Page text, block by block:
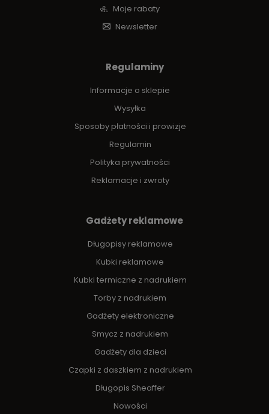
Moje rabaty
Newsletter
Regulaminy
Informacje o sklepie
Wysyłka
Sposoby płatności i prowizje
Regulamin
Polityka prywatności
Reklamacje i zwroty
Gadżety reklamowe
Długopisy reklamowe
Kubki reklamowe
Kubki termiczne z nadrukiem
Torby z nadrukiem
Gadżety elektroniczne
Smycz z nadrukiem
Gadżety dla dzieci
Czapki z daszkiem z nadrukiem
Długopis Sheaffer
Nowości